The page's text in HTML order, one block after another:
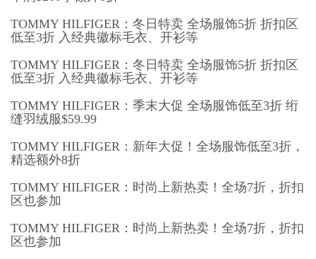
TOMMY HILFIGER：冬日特卖 全场服饰5折 折扣区
低至3折 入经典徽标毛衣、开衫等
TOMMY HILFIGER：冬日特卖 全场服饰5折 折扣区
低至3折 入经典徽标毛衣、开衫等
TOMMY HILFIGER：季末大促 全场服饰低至3折 绗
缝羽绒服$59.99
TOMMY HILFIGER：新年大促！全场服饰低至3折，
精选额外8折
TOMMY HILFIGER：时尚上新热卖！全场7折，折扣
区也参加
TOMMY HILFIGER：时尚上新热卖！全场7折，折扣
区也参加